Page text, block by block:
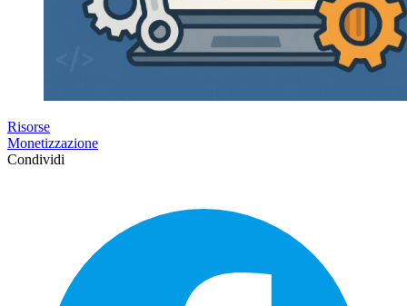
Risorse
Monetizzazione
Condividi